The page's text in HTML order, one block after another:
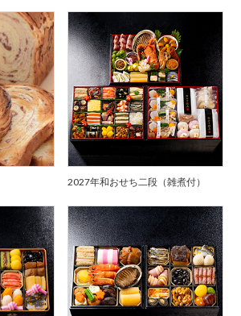
2027年和おせち二段（雑煮付）